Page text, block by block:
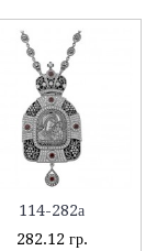
114-282а
282.12 гр.